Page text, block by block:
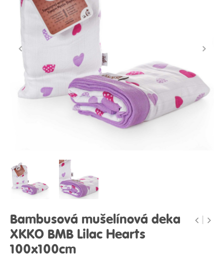
Bambusová mušelínová deka
XKKO BMB Lilac Hearts
100x100cm